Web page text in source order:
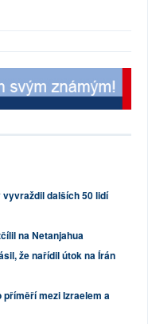
dalších 50 lidí
na Netanjahua
že nařídil útok na Írán
příměří mezi Izraelem a